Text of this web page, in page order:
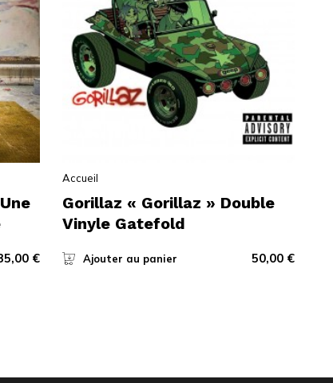
€
Accueil
Gorillaz « Gorillaz » Double
Vinyle Gatefold
Ajouter au panier 50,00 €